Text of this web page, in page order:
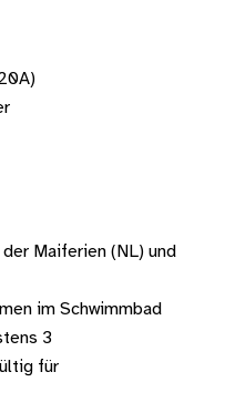
Maiferien (NL) und
im Schwimmbad
3
für